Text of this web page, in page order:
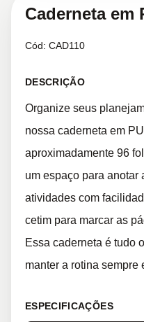
Caderneta em
Cód: CAD110
DESCRIÇÃO
Organize seus
nossa caderneta em
aproximadamente 96
um espaço para anotar
atividades com
cetim para marcar as
Essa caderneta é tudo
manter a rotina sempre
ESPECIFICAÇÕES